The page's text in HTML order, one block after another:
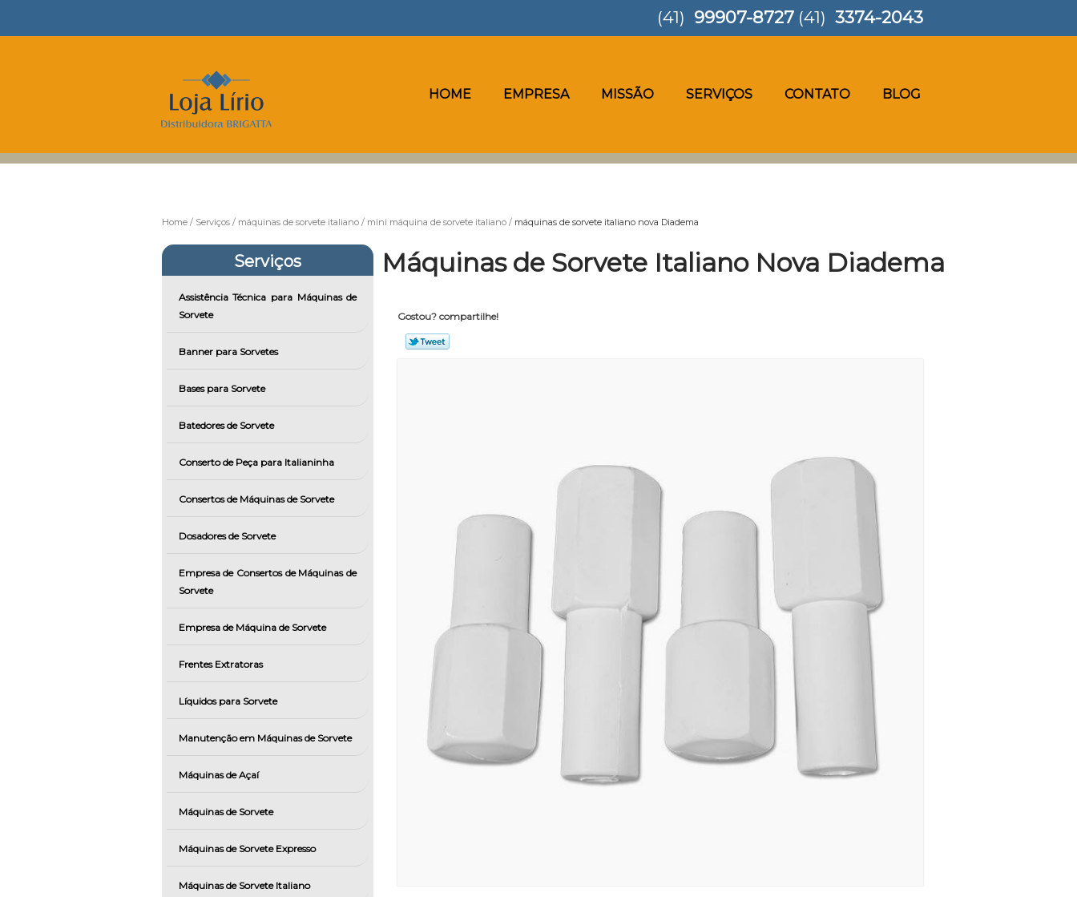
HOME EMPRESA MISSÃO SERVIÇOS CONTATO BLOG
(41) 99907-8727 (41) 3374-2043
Home Serviços máquinas de sorvete italiano mini máquina de sorvete italiano máquinas de sorvete italiano nova Diadema
Serviços
Assistência Técnica para Máquinas de
Sorvete
Banner para Sorvetes
Bases para Sorvete
Batedores de Sorvete
Conserto de Peça para Italianinha
Consertos de Máquinas de Sorvete
Dosadores de Sorvete
Empresa de Consertos de Máquinas de
Sorvete
Empresa de Máquina de Sorvete
Frentes Extratoras
Líquidos para Sorvete
Manutenção em Máquinas de Sorvete
Máquinas de Açaí
Máquinas de Sorvete
Máquinas de Sorvete Expresso
Máquinas de Sorvete Italiano
Máquinas de Sorvete Italiano Nova Diadema
Gostou? compartilhe!